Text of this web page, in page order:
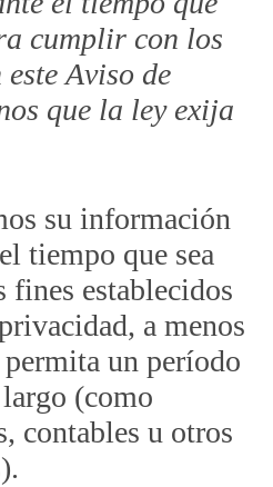
cumplir con los
Aviso de
que la ley exija
su información
tiempo que sea
fines establecidos
a menos
un período
(como
contables u otros